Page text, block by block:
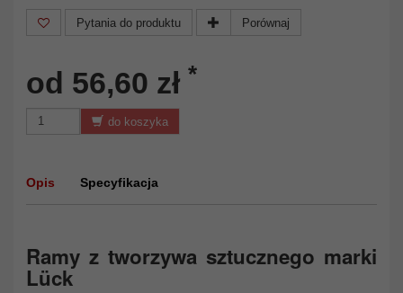
Pytania do produktu Porównaj
od 56,60 zł *
do koszyka
Opis Specyfikacja
Ramy z tworzywa sztucznego marki
Lück